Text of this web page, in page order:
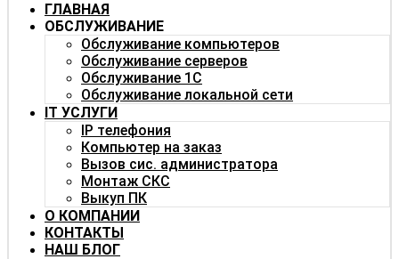
ГЛАВНАЯ
ОБСЛУЖИВАНИЕ
Обслуживание компьютеров
Обслуживание серверов
Обслуживание 1C
Обслуживание локальной сети
IT УСЛУГИ
IP телефония
Компьютер на заказ
Вызов сис. администратора
Монтаж СКС
Выкуп ПК
О КОМПАНИИ
КОНТАКТЫ
НАШ БЛОГ